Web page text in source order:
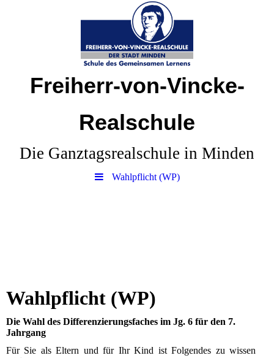
Freiherr-von-Vincke-
Realschule
Die Ganztagsrealschule in Minden
Wahlpflicht (WP)
Wahlpflicht (WP)
Die Wahl des Differenzierungsfaches im Jg. 6 für den 7.
Jahrgang
Für Sie als Eltern und für Ihr Kind ist Folgendes zu wissen